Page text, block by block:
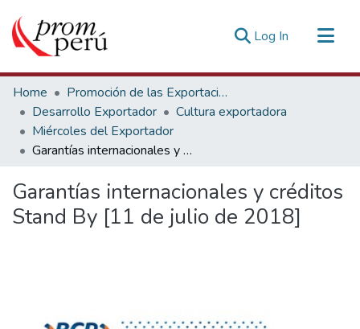
Log In (current)
Communities & Collections
All of DSpace
Statistics
Estadísticas Externas
Home
Promoción de las Exportaciones
Desarrollo Exportador
Cultura exportadora
Miércoles del Exportador
Garantías internacionales y créditos Stand By [11 de julio de 2018]
Garantías internacionales y créditos
Stand By [11 de julio de 2018]